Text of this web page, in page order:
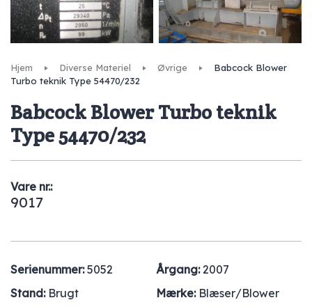
Hjem Diverse Materiel Øvrige
Babcock Blower
Turbo teknik Type 54470/232
Babcock Blower Turbo teknik
Type 54470/232
Vare nr.:
9017
Serienummer:5052 Årgang: 2007
Stand: Brugt Mærke: Blæser/Blower